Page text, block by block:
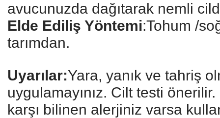
avucunuzda dağıtarak nemli
Elde Ediliş Yöntemi:Tohum /
tarımdan.
Uyarılar:Yara, yanık ve tahriş
uygulamayınız. Cilt testi
karşı bilinen alerjiniz varsa